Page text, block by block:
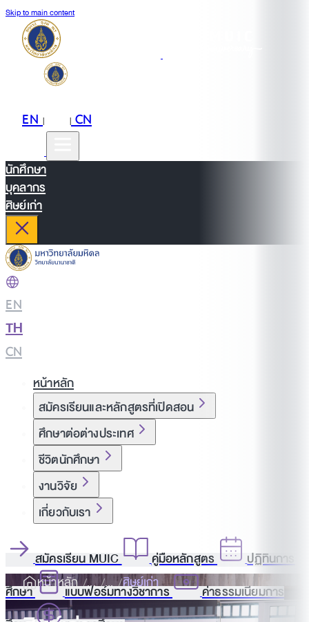
Skip to main content
EN| |CN
นักศึกษา
บุคลากร
ศิษย์เก่า
EN
TH
CN
หน้าหลัก
สมัครเรียนและหลักสูตรที่เปิดสอน
ศึกษาต่อต่างประเทศ
ชีวิตนักศึกษา
งานวิจัย
เกี่ยวกับเรา
สมัครเรียน MUIC คู่มือหลักสูตร
ปฏิทินการ
ศึกษา
แบบฟอร์มทางวิชาการ
ค่าธรรมเนียมการ
หน้าหลัก ศิษย์เก่า